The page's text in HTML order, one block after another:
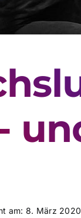
am: 8. März 2020